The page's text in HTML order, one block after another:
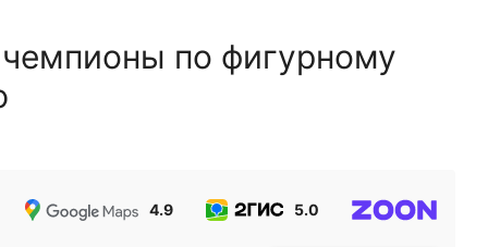
по фигурному
4.9 5.0